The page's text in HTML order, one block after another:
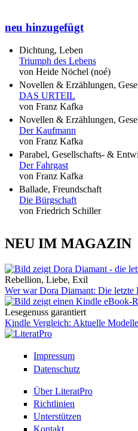
neu hinzugefügt
Dichtung, Leben
Triumph des Lebens
von Heide Nöchel (noé)
Novellen & Erzählungen,
DAS URTEIL
von Franz Kafka
Novellen & Erzählungen,
Der Kaufmann
von Franz Kafka
Parabel, Gesellschafts- &
Der Fahrgast
von Franz Kafka
Ballade, Freundschaft
Die Bürgschaft
von Friedrich Schiller
NEU IM MAGAZIN
Rebellion, Liebe, Exil
Wer war Dora Diamant: Die letzte
Lesegenuss garantiert
Kindle Vergleich: Aktuelle
Impressum
Datenschutz
Über LiteratPro
Richtlinien
Unterstützen